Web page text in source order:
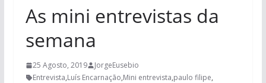
As mini entrevistas da
semana
25 Agosto, 2019
JorgeEusebio
Entrevista,Luís Encarnação,Mini entrevista,paulo filipe,